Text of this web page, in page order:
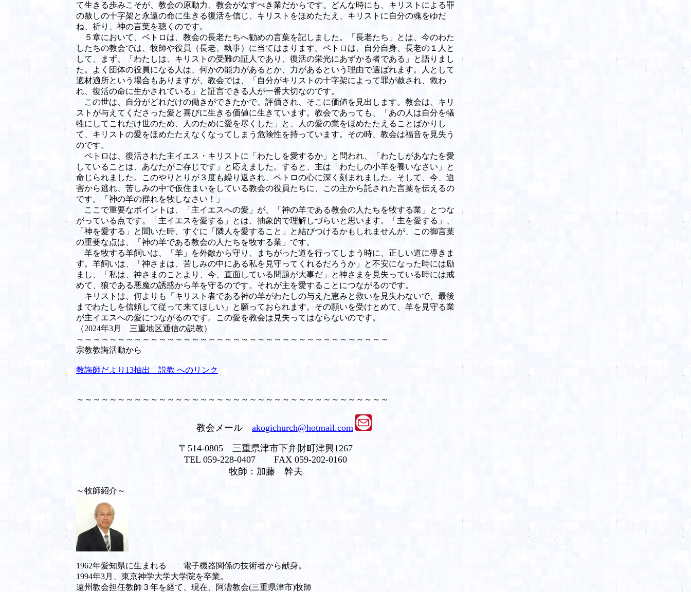
て生きる歩みこそが、教会の原動力、教会がなすべき業だからです。どんな時にも、キリストによる罪
の赦しの十字架と永遠の命に生きる復活を信じ、キリストをほめたたえ、キリストに自分の魂をゆだ
ね、祈り、神の言葉を聴くのです。
５章において、ペトロは、教会の長老たちへ勧めの言葉を記しました。「長老たち」とは、今のわた
したちの教会では、牧師や役員（長老、執事）に当てはまります。ペトロは、自分自身、長老の１人と
して、まず、「わたしは、キリストの受難の証人であり、復活の栄光にあずかる者である」と語りまし
た。よく団体の役員になる人は、何かの能力があるとか、力があるという理由で選ばれます。人として
適材適所という場合もありますが、教会では、「自分がキリストの十字架によって罪が赦され、救わ
れ、復活の命に生かされている」と証言できる人が一番大切なのです。
この世は、自分がどれだけの働きができたかで、評価され、そこに価値を見出します。教会は、キリ
ストが与えてくださった愛と喜びに生きる価値に生きています。教会であっても、「あの人は自分を犠
牲にしてこれだけ世のため、人のために愛を尽くした」と、人の愛の業をほめたたえることばかりし
て、キリストの愛をほめたたえなくなってしまう危険性を持っています。その時、教会は福音を見失う
のです。
ペトロは、復活された主イエス・キリストに「わたしを愛するか」と問われ、「わたしがあなたを愛
していることは、あなたがご存じです」と応えました。すると、主は「わたしの小羊を養いなさい」と
命じられました。このやりとりが３度も繰り返され、ペトロの心に深く刻まれました。そして、今、迫
害から逃れ、苦しみの中で仮住まいをしている教会の役員たちに、この主から託された言葉を伝えるの
です。「神の羊の群れを牧しなさい！」
ここで重要なポイントは、「主イエスへの愛」が、「神の羊である教会の人たちを牧する業」とつな
がっている点です。「主イエスを愛する」とは、抽象的で理解しづらいと思います。「主を愛する」、
「神を愛する」と聞いた時、すぐに「隣人を愛すること」と結びつけるかもしれませんが、この御言葉
の重要な点は、「神の羊である教会の人たちを牧する業」です。
羊を牧する羊飼いは、「羊」を外敵から守り、まちがった道を行ってしまう時に、正しい道に導きま
す。羊飼いは、「神さまは、苦しみの中にある私を見守ってくれるだろうか」と不安になった時には励
まし、「私は、神さまのことより、今、直面している問題が大事だ」と神さまを見失っている時には戒
めて、狼である悪魔の誘惑から羊を守るのです。それが主を愛することにつながるのです。
キリストは、何よりも「キリスト者である神の羊がわたしの与えた恵みと救いを見失わないで、最後
までわたしを信頼して従って来てほしい」と願っておられます。その願いを受けとめて、羊を見守る業
が主イエスへの愛につながるのです。この愛を教会は見失ってはならないのです。
（2024年3月 三重地区通信の説教）
～～～～～～～～～～～～～～～～～～～～～～～～～～～～～～～～～～～～～～
宗教教誨活動から
教誨師だより13抽出 説教 へのリンク
～～～～～～～～～～～～～～～～～～～～～～～～～～～～～～～～～～～～～～
教会メール akogichurch@hotmail.com
〒 514-0805 三重県津市下弁財町津興1267
TEL 059-228-0407 FAX 059-202-0160
牧師：加藤 幹夫
～牧師紹介～
1962年愛知県に生まれる 電子機器関係の技術者から献身。
1994年3月、東京神学大学大学院を卒業。
遠州教会担任教師３年を経て、現在、阿漕教会(三重県津市)牧師